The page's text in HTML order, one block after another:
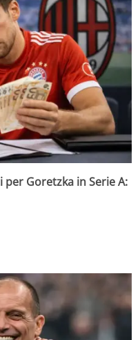
Goretzka in Serie A: